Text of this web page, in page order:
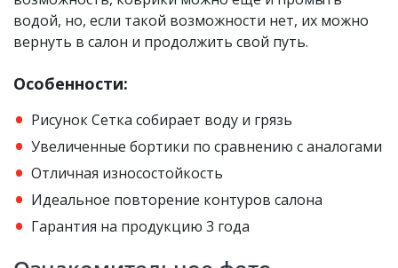
водой, но, если такой возможности нет, их можно
вернуть в салон и продолжить свой путь.
Особенности:
Рисунок Сетка собирает воду и грязь
Увеличенные бортики по сравнению с аналогами
Отличная износостойкость
Идеальное повторение контуров салона
Гарантия на продукцию 3 года